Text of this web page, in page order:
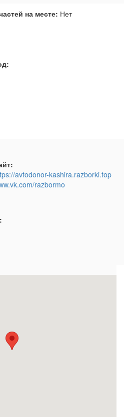
на месте: Нет
avtodonor-kashira.razborki.top
razbormo